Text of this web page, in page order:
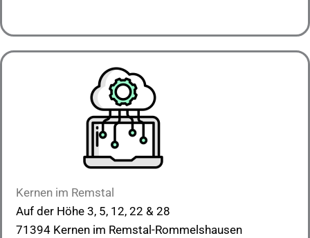
Kernen im Remstal
Auf der Höhe 3, 5, 12, 22 & 28
71394 Kernen im Remstal-Rommelshausen